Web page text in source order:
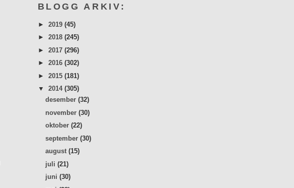
BLOGG ARKIV:
► 2019 (45)
► 2018 (245)
► 2017 (296)
► 2016 (302)
► 2015 (181)
▼ 2014 (305)
desember(32)
november(30)
oktober(22)
september(30)
august(15)
juli(21)
juni(30)